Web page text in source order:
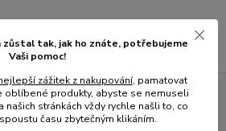
z našeho blogu
zůstal tak, jak ho znáte, potřebujeme
Vaši pomoc!
zážitek z nakupování, pamatovat
oblíbené produkty, abyste se nemuseli
našich stránkách vždy rychle našli to, co
času zbytečným klikáním.